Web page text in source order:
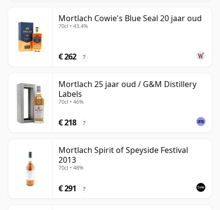
Mortlach Cowie's Blue Seal 20 jaar oud
70cl • 43.4%
€ 262 ?
Mortlach 25 jaar oud / G&M Distillery
Labels
70cl • 46%
€ 218 ?
Mortlach Spirit of Speyside Festival
2013
70cl • 48%
€ 291 ?